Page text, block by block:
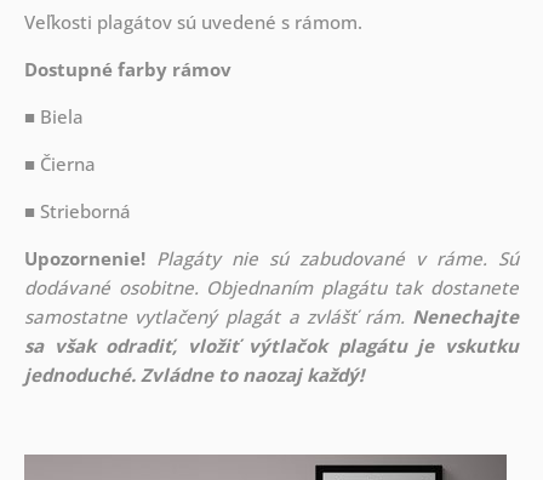
Veľkosti plagátov sú uvedené s rámom.
Dostupné farby rámov
■ Biela
■ Čierna
■ Strieborná
Upozornenie! Plagáty nie sú zabudované v ráme. Sú
dodávané osobitne. Objednaním plagátu tak dostanete
samostatne vytlačený plagát a zvlášť rám. Nenechajte
sa však odradiť, vložiť výtlačok plagátu je vskutku
jednoduché. Zvládne to naozaj každý!